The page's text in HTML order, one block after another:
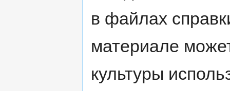
в файлах
материале
культуры